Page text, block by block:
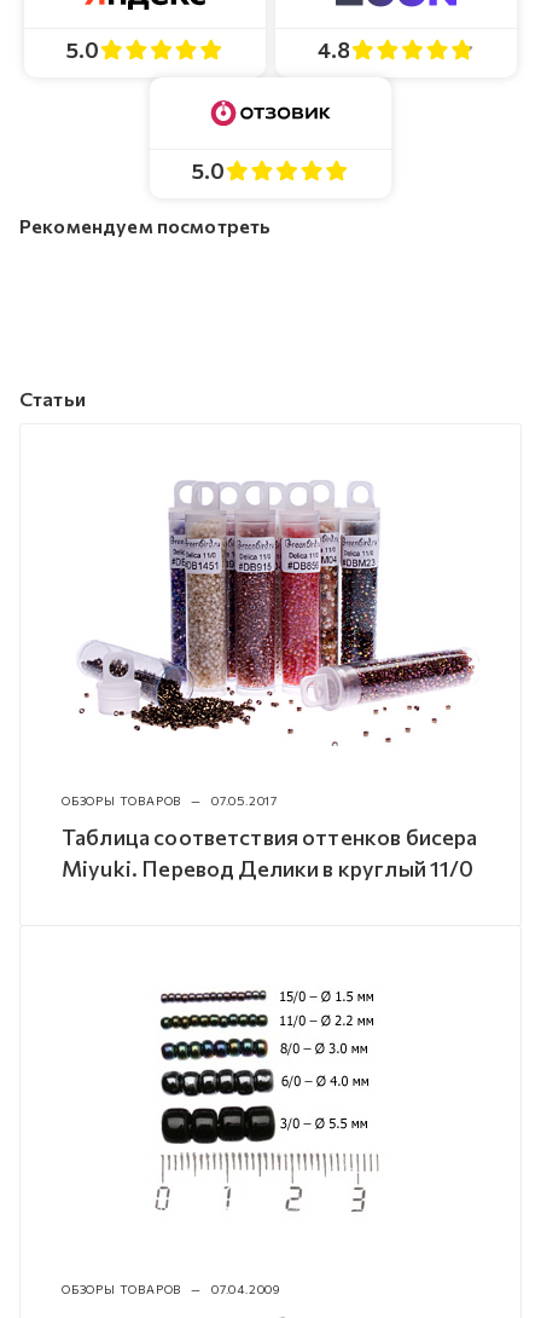
5.0 4.8
5.0
Рекомендуем посмотреть
Статьи
ОБЗОРЫ ТОВАРОВ — 07.05.2017
Таблица соответствия оттенков бисера
Miyuki. Перевод Делики в круглый 11/0
ОБЗОРЫ ТОВАРОВ — 07.04.2009